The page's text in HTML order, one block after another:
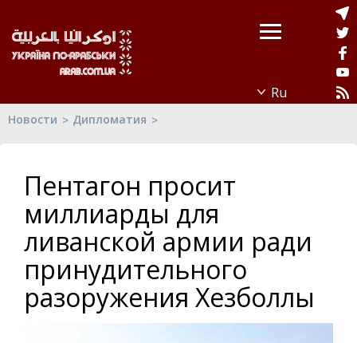
Новости Дипломатия
Пентагон просит
миллиарды для
ливанской армии ради
принудительного
разоружения Хезболлы